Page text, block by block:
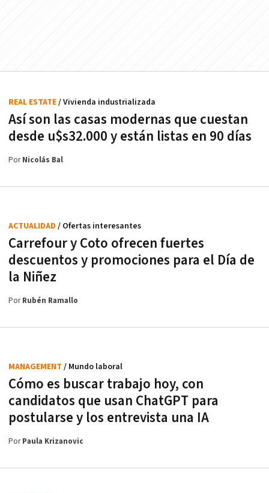
Así son las casas modernas que cuestan
desde u$s32.000 y están listas en 90 días
REAL ESTATE/ Vivienda industrializada
PorNicolás Bal
Carrefour y Coto ofrecen fuertes
descuentos y promociones para el Día de
la Niñez
ACTUALIDAD / Ofertas interesantes
PorRubén Ramallo
Cómo es buscar trabajo hoy, con
candidatos que usan ChatGPT para
postularse y los entrevista una IA
MANAGEMENT / Mundo laboral
PorPaula Krizanovic